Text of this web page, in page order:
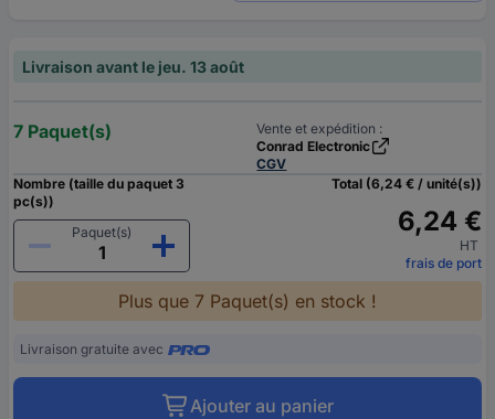
Livraison avant le jeu. 13 août
7 Paquet(s)
Vente et expédition :
Conrad Electronic
CGV
Nombre (taille du paquet 3
pc(s))
Paquet(s)
Total (6,24 € / unité(s))
6,24 €
HT
frais de port
Plus que 7 Paquet(s) en stock !
Livraison gratuite avec
Ajouter au panier